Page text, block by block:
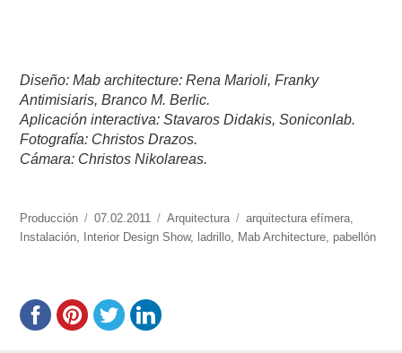
Diseño: Mab architecture: Rena Marioli, Franky
Antimisiaris, Branco M. Berlic.
Aplicación interactiva: Stavaros Didakis, Soniconlab.
Fotografía: Christos Drazos.
Cámara: Christos Nikolareas.
https://www.experimenta.es/author/produccion/
Producción
Publicado
el
07.02.2011 Categorías
Arquitectura Etiquetas
arquitectura efímera,
Instalación, Interior Design Show, ladrillo, Mab Architecture, pabellón